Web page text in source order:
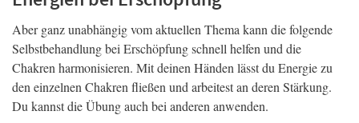
Aber ganz unabhängig vom aktuellen Thema kann die folgende
Selbstbehandlung bei Erschöpfung schnell helfen und die
Chakren harmonisieren. Mit deinen Händen lässt du Energie zu
den einzelnen Chakren fließen und arbeitest an deren Stärkung.
Du kannst die Übung auch bei anderen anwenden.